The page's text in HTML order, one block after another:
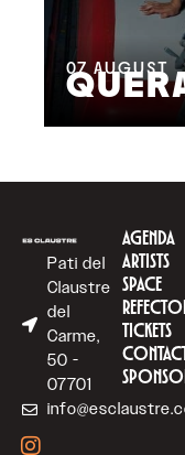
07 AUGUST
Pati del
Claustre
del
Carme,
50 -
07701
AGENDA
ARTISTS
SPACE
TICKETS